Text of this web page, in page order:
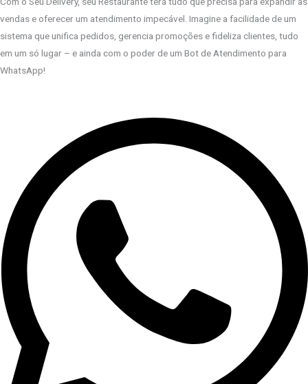
vendas e oferecer um atendimento impecável. Imagine a facilidade de um
sistema que unifica pedidos, gerencia promoções e fideliza clientes, tudo
em um só lugar – e ainda com o poder de um Bot de Atendimento para
WhatsApp!